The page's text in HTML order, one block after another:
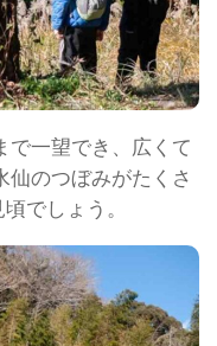
で一望でき、広くて
仙のつぼみがたくさ
でしょう。